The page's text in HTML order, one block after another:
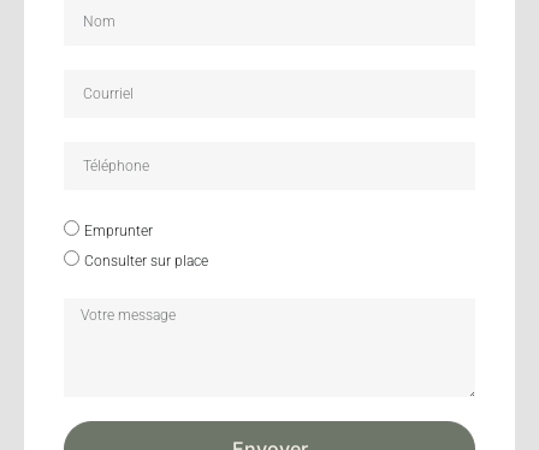
Emprunter
Consulter sur place